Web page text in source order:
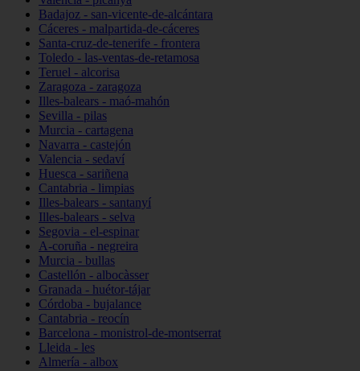
Badajoz - san-vicente-de-alcántara
Cáceres - malpartida-de-cáceres
Santa-cruz-de-tenerife - frontera
Toledo - las-ventas-de-retamosa
Teruel - alcorisa
Zaragoza - zaragoza
Illes-balears - maó-mahón
Sevilla - pilas
Murcia - cartagena
Navarra - castejón
Valencia - sedaví
Huesca - sariñena
Cantabria - limpias
Illes-balears - santanyí
Illes-balears - selva
Segovia - el-espinar
A-coruña - negreira
Murcia - bullas
Castellón - albocàsser
Granada - huétor-tájar
Córdoba - bujalance
Cantabria - reocín
Barcelona - monistrol-de-montserrat
Lleida - les
Almería - albox